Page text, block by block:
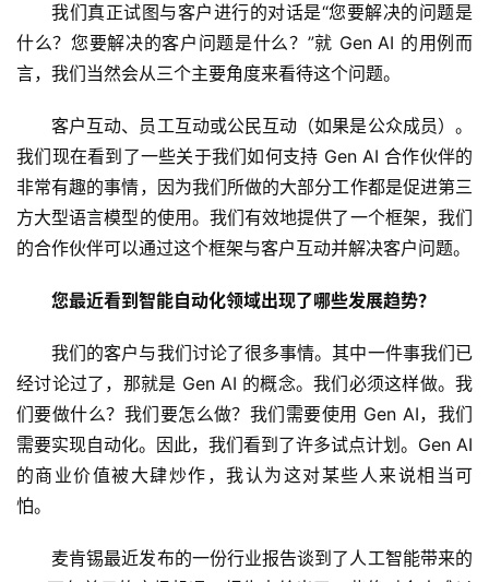
我们真正试图与客户进行的对话是“您要解决的问题是
什么？您要解决的客户问题是什么？”就 Gen AI 的用例而
言，我们当然会从三个主要角度来看待这个问题。
客户互动、员工互动或公民互动（如果是公众成员）。
我们现在看到了一些关于我们如何支持 Gen AI 合作伙伴的
非常有趣的事情，因为我们所做的大部分工作都是促进第三
方大型语言模型的使用。我们有效地提供了一个框架，我们
的合作伙伴可以通过这个框架与客户互动并解决客户问题。
您最近看到智能自动化领域出现了哪些发展趋势？
我们的客户与我们讨论了很多事情。其中一件事我们已
经讨论过了，那就是 Gen AI 的概念。我们必须这样做。我
们要做什么？我们要怎么做？我们需要使用 Gen AI，我们
需要实现自动化。因此，我们看到了许多试点计划。Gen AI
的商业价值被大肆炒作，我认为这对某些人来说相当可
怕。
麦肯锡最近发布的一份行业报告谈到了人工智能带来的